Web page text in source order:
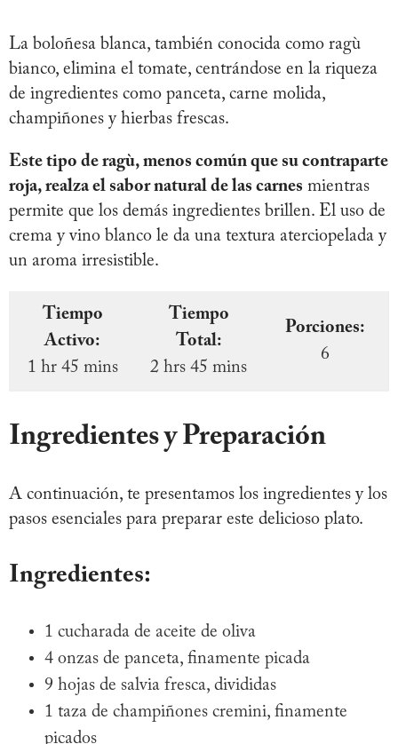
La boloñesa blanca, también conocida como ragù
bianco, elimina el tomate, centrándose en la riqueza
de ingredientes como panceta, carne molida,
champiñones y hierbas frescas.
Este tipo de ragù, menos común que su contraparte
roja, realza el sabor natural de las carnes mientras
permite que los demás ingredientes brillen. El uso de
crema y vino blanco le da una textura aterciopelada y
un aroma irresistible.
Tiempo
Activo:
1 hr 45 mins
Tiempo
Total:
2 hrs 45 mins
Porciones:
6
Ingredientes y Preparación
A continuación, te presentamos los ingredientes y los
pasos esenciales para preparar este delicioso plato.
Ingredientes:
1 cucharada de aceite de oliva
4 onzas de panceta, finamente picada
9 hojas de salvia fresca, divididas
1 taza de champiñones cremini, finamente
picados